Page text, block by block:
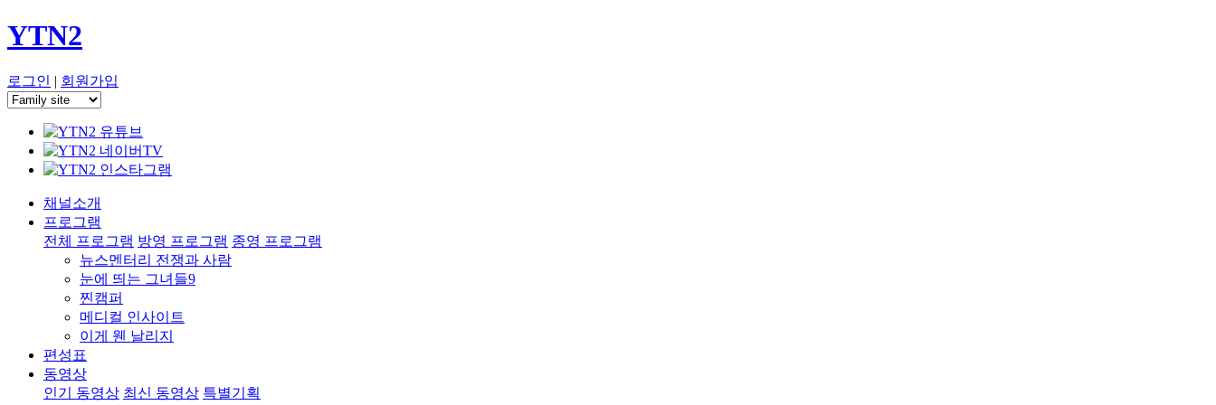
YTN2
로그인 | 회원가입
채널소개
프로그램
전체 프로그램 방영 프로그램 종영 프로그램
뉴스멘터리 전쟁과 사람
눈에 띄는 그녀들9
찐캠퍼
메디컬 인사이트
이게 웬 날리지
편성표
동영상
인기 동영상 최신 동영상 특별기획